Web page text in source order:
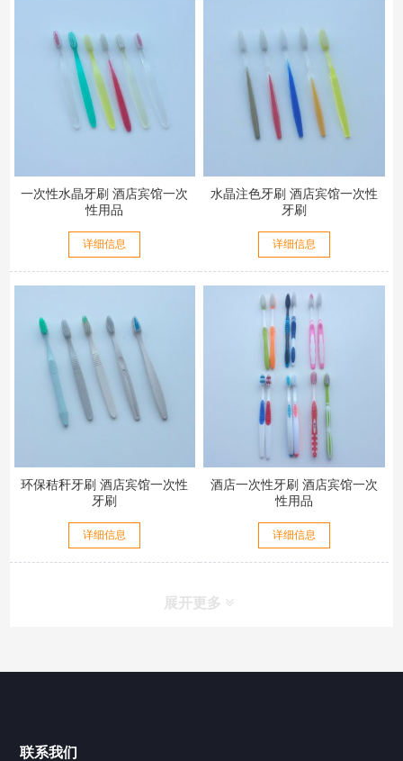
一次性水晶牙刷 酒店宾馆一次
性用品
详细信息
水晶注色牙刷 酒店宾馆一次性
牙刷
详细信息
环保秸秆牙刷 酒店宾馆一次性
牙刷
详细信息
酒店一次性牙刷 酒店宾馆一次
性用品
详细信息
展开更多
联系我们